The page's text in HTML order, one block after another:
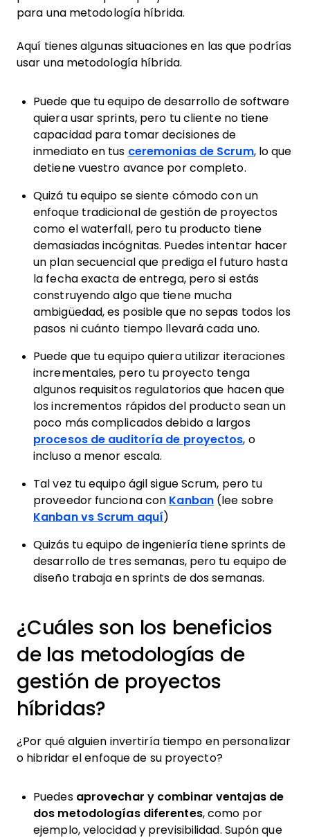
para una metodología híbrida.
Aquí tienes algunas situaciones en las que podrías
usar una metodología híbrida.
Puede que tu equipo de desarrollo de software
quiera usar sprints, pero tu cliente no tiene
capacidad para tomar decisiones de
inmediato en tus ceremonias de Scrum, lo que
detiene vuestro avance por completo.
Quizá tu equipo se siente cómodo con un
enfoque tradicional de gestión de proyectos
como el waterfall, pero tu producto tiene
demasiadas incógnitas. Puedes intentar hacer
un plan secuencial que prediga el futuro hasta
la fecha exacta de entrega, pero si estás
construyendo algo que tiene mucha
ambigüedad, es posible que no sepas todos los
pasos ni cuánto tiempo llevará cada uno.
Puede que tu equipo quiera utilizar iteraciones
incrementales, pero tu proyecto tenga
algunos requisitos regulatorios que hacen que
los incrementos rápidos del producto sean un
poco más complicados debido a largos
procesos de auditoría de proyectos, o
incluso a menor escala.
Tal vez tu equipo ágil sigue Scrum, pero tu
proveedor funciona con Kanban(lee sobre
Kanban vs Scrum aquí )
Quizás tu equipo de ingeniería tiene sprints de
desarrollo de tres semanas, pero tu equipo de
diseño trabaja en sprints de dos semanas.
¿Cuáles son los beneficios
de las metodologías de
gestión de proyectos
híbridas?
¿Por qué alguien invertiría tiempo en personalizar
o hibridar el enfoque de su proyecto?
Puedes aprovechar y combinar ventajas de
dos metodologías diferentes, como por
ejemplo, velocidad y previsibilidad. Supón que